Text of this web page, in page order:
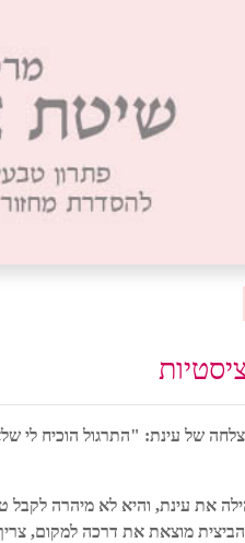
של עינת: "התרגול הוכיח לי
את עינת, והיא לא מיהרה לקבל
הביצית מוצאת את דרכה למקום,